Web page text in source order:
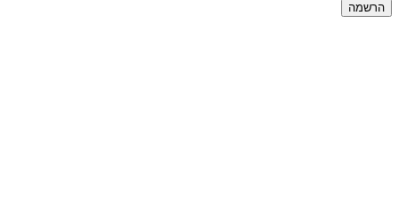
הרשמה